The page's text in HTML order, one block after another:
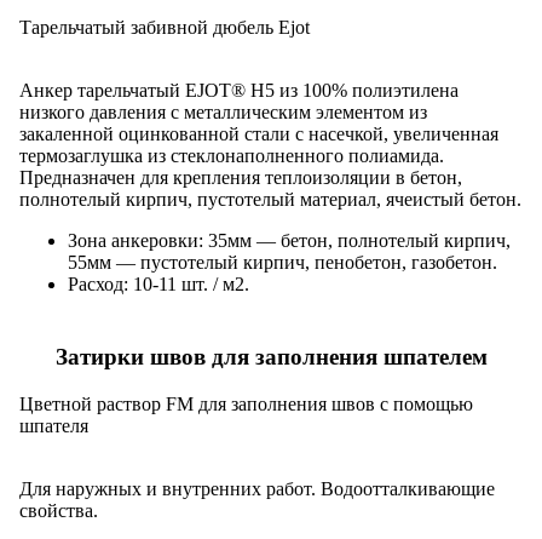
Тарельчатый забивной дюбель Ejot
Анкер тарельчатый EJOT® Н5 из 100% полиэтилена
низкого давления с металлическим элементом из
закаленной оцинкованной стали с насечкой, увеличенная
термозаглушка из стеклонаполненного полиамида.
Предназначен для крепления теплоизоляции в бетон,
полнотелый кирпич, пустотелый материал, ячеистый бетон.
Зона анкеровки: 35мм — бетон, полнотелый кирпич,
55мм — пустотелый кирпич, пенобетон, газобетон.
Расход: 10-11 шт. / м2.
Затирки швов для заполнения шпателем
Цветной раствор FM для заполнения швов с помощью
шпателя
Для наружных и внутренних работ. Водоотталкивающие
свойства.